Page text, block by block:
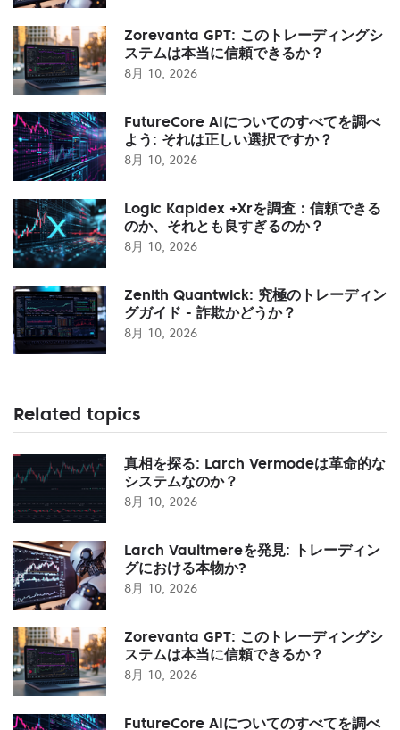
Zorevanta GPT: このトレーディングシ
ステムは本当に信頼できるか？
8月 10, 2026
FutureCore AIについてのすべてを調べ
よう: それは正しい選択ですか？
8月 10, 2026
Logic Kapidex +Xrを調査：信頼できる
のか、それとも良すぎるのか？
8月 10, 2026
Zenith Quantwick: 究極のトレーディン
グガイド - 詐欺かどうか？
8月 10, 2026
Related topics
真相を探る: Larch Vermodeは革命的な
システムなのか？
8月 10, 2026
Larch Vaultmereを発見: トレーディン
グにおける本物か?
8月 10, 2026
Zorevanta GPT: このトレーディングシ
ステムは本当に信頼できるか？
8月 10, 2026
FutureCore AIについてのすべてを調べ